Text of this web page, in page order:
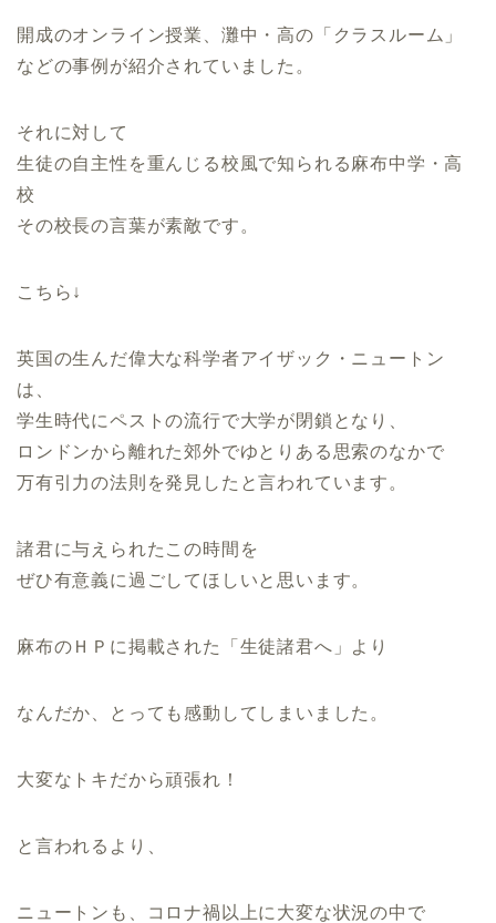
開成のオンライン授業、灘中・高の「クラスルーム」
などの事例が紹介されていました。
それに対して
生徒の自主性を重んじる校風で知られる麻布中学・高
校
その校長の言葉が素敵です。
こちら↓
英国の生んだ偉大な科学者アイザック・ニュートン
は、
学生時代にペストの流行で大学が閉鎖となり、
ロンドンから離れた郊外でゆとりある思索のなかで
万有引力の法則を発見したと言われています。
諸君に与えられたこの時間を
ぜひ有意義に過ごしてほしいと思います。
麻布のＨＰに掲載された「生徒諸君へ」より
なんだか、とっても感動してしまいました。
大変なトキだから頑張れ！
と言われるより、
ニュートンも、コロナ禍以上に大変な状況の中で